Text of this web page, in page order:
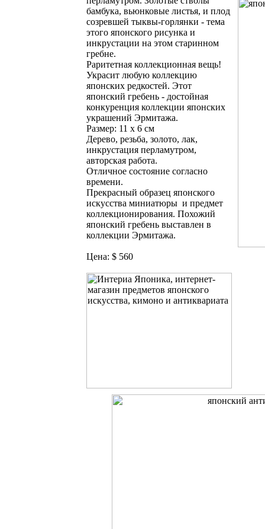
бамбука, вьюнковые листья, и плод
созревшей тыквы-горлянки - тема
этого японского рисунка и
инкрустации на этом старинном
гребне.
Раритетная коллекционная вещь!
Украсит любую коллекцию
японских редкостей. Этот
японский гребень - достойная
конкуренция коллекции японских
украшений Эрмитажа.
Размер: 11 х 6 см
Дерево, резьба, золото, лак,
инкрустация перламутром,
авторская работа.
Отличное состояние согласно
времени.
Прекрасный образец японского
искусства миниатюры и предмет
коллекционирования. Похожий
японский гребень выставлен в
коллекции Эрмитажа.
Цена: $ 560